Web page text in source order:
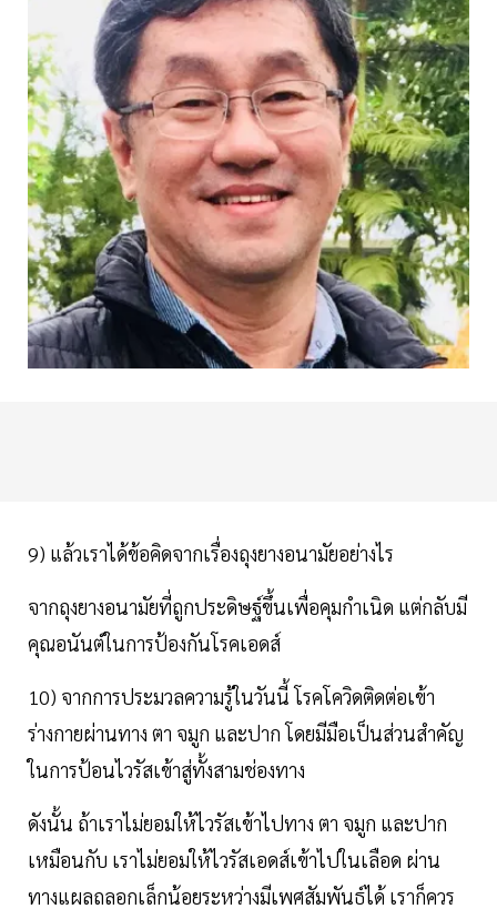
9) แล้วเราได้ข้อคิดจากเรื่องถุงยางอนามัยอย่างไร
จากถุงยางอนามัยที่ถูกประดิษฐ์ขึ้นเพื่อคุมกำเนิด แต่กลับมี
คุณอนันต์ในการป้องกันโรคเอดส์
10) จากการประมวลความรู้ในวันนี้ โรคโควิดติดต่อเข้า
ร่างกายผ่านทาง ตา จมูก และปาก โดยมีมือเป็นส่วนสำคัญ
ในการป้อนไวรัสเข้าสู่ทั้งสามช่องทาง
ดังนั้น ถ้าเราไม่ยอมให้ไวรัสเข้าไปทาง ตา จมูก และปาก
เหมือนกับ เราไม่ยอมให้ไวรัสเอดส์เข้าไปในเลือด ผ่าน
ทางแผลถลอกเล็กน้อยระหว่างมีเพศสัมพันธ์ได้ เราก็ควร